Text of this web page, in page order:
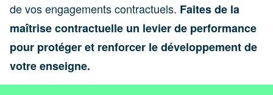
de vos engagements contractuels. Faites de la
maîtrise contractuelle un levier de performance
pour protéger et renforcer le développement de
votre enseigne.